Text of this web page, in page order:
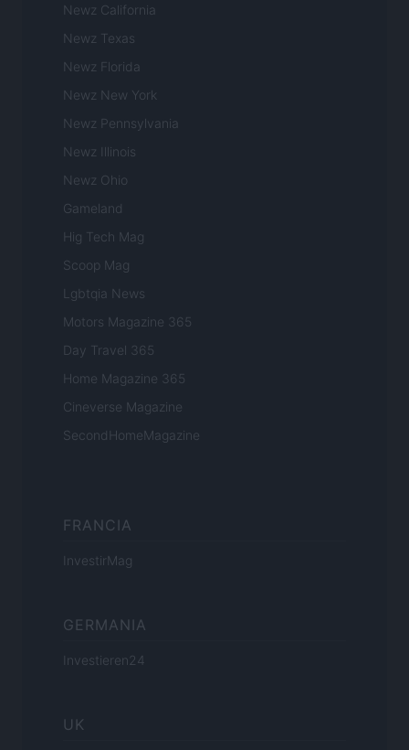
Newz California
Newz Texas
Newz Florida
Newz New York
Newz Pennsylvania
Newz Illinois
Newz Ohio
Gameland
Hig Tech Mag
Scoop Mag
Lgbtqia News
Motors Magazine 365
Day Travel 365
Home Magazine 365
Cineverse Magazine
SecondHomeMagazine
FRANCIA
InvestirMag
GERMANIA
Investieren24
UK